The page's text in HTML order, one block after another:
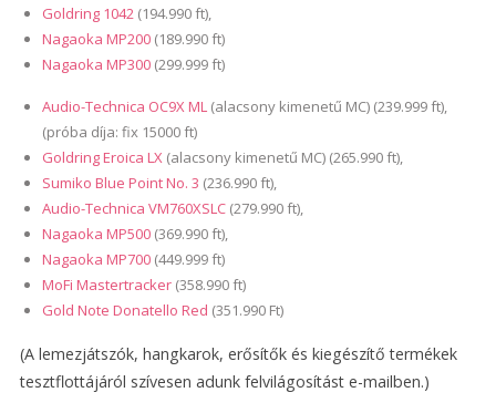
Goldring 1042(194.990 ft),
Nagaoka MP200(189.990 ft)
Nagaoka MP300(299.999 ft)
Audio-Technica OC9X ML(alacsony kimenetű MC) (239.999 ft),
(próba díja: fix 15000 ft)
Goldring Eroica LX(alacsony kimenetű MC) (265.990 ft),
Sumiko Blue Point No. 3 (236.990 ft),
Audio-Technica VM760XSLC(279.990 ft),
Nagaoka MP500(369.990 ft),
Nagaoka MP700(449.999 ft)
MoFi Mastertracker (358.990 ft)
Gold Note Donatello Red (351.990 Ft)
(A lemezjátszók, hangkarok, erősítők és kiegészítő termékek
tesztflottájáról szívesen adunk felvilágosítást e-mailben.)